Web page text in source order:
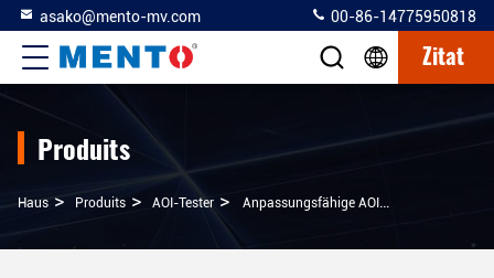
asako@mento-mv.com 00-86-14775950818
Zitat
Produits
Haus > Produits > AOI-Tester > Anpassungsfähige AOI-Geräte Hersteller Von Geräten Industriekamera